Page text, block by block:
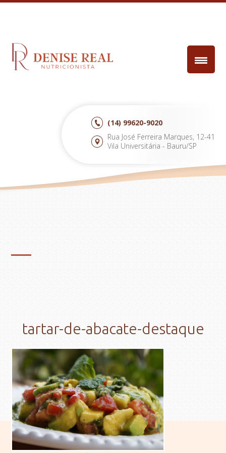
(14) 99620-9020
Rua José Ferreira Marques, 12-41
Vila Universitária - Bauru/SP
tartar-de-abacate-destaque